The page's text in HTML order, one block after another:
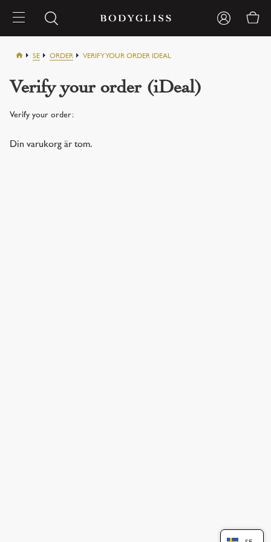
SE ORDER VERIFY YOUR ORDER IDEAL
Verify your order (iDeal)
Verify your order:
Din varukorg är tom.